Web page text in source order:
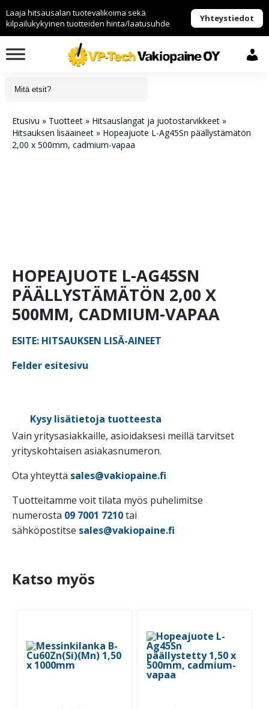
Laaja hitsausalan tuotevalikoima sekä
kilpailukykyinen tuotteiden hinta/laatusuhde
Yhteystiedot
Etusivu » Tuotteet » Hitsauslangat ja juotostarvikkeet »
Hitsauksen lisäaineet » Hopeajuote L-Ag45Sn päällystämätön
2,00 x 500mm, cadmium-vapaa
HOPEAJUOTE L-AG45SN
PÄÄLLYSTÄMÄTÖN 2,00 X
500MM, CADMIUM-VAPAA
ESITE: HITSAUKSEN LISÄ-AINEET
Felder esitesivu
Kysy lisätietoja tuotteesta
Vain yritysasiakkaille, asioidaksesi meillä tarvitset
yrityskohtaisen asiakasnumeron.
Ota yhteyttä sales@vakiopaine.fi
Tuotteitamme voit tilata myös puhelimitse
numerosta 09 7001 7210tai
sähköpostitse sales@vakiopaine.fi
Katso myös